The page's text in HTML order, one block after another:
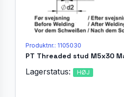
Produktnr.: 1105030
Lagerstatus: HØJ